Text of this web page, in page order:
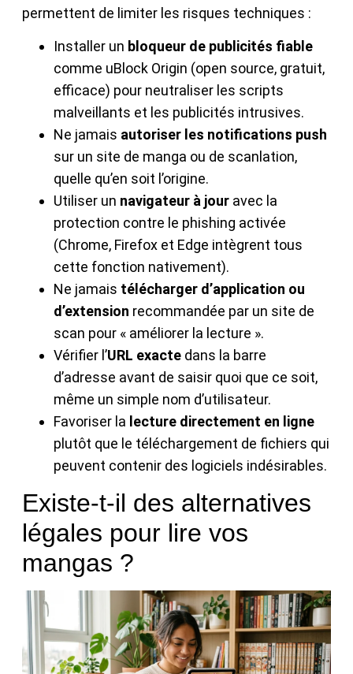
permettent de limiter les risques techniques :
Installer un bloqueur de publicités fiable
comme uBlock Origin (open source, gratuit,
efficace) pour neutraliser les scripts
malveillants et les publicités intrusives.
Ne jamais autoriser les notifications push
sur un site de manga ou de scanlation,
quelle qu’en soit l’origine.
Utiliser un navigateur à jour avec la
protection contre le phishing activée
(Chrome, Firefox et Edge intègrent tous
cette fonction nativement).
Ne jamais télécharger d’application ou
d’extension recommandée par un site de
scan pour « améliorer la lecture ».
Vérifier l’URL exacte dans la barre
d’adresse avant de saisir quoi que ce soit,
même un simple nom d’utilisateur.
Favoriser la lecture directement en ligne
plutôt que le téléchargement de fichiers qui
peuvent contenir des logiciels indésirables.
Existe-t-il des alternatives
légales pour lire vos
mangas ?